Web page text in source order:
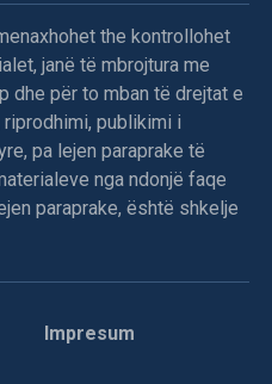
the kontrollohet
janë të mbrojtura me
dhe për to mban të drejtat e
publikimi i
pa lejen paraprake të
nga ndonjë faqe
paraprake, është shkelje
Impresum